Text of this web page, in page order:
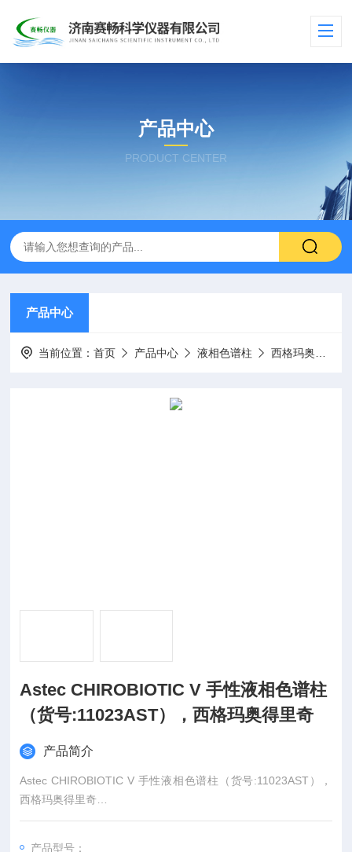
产品中心
PRODUCT CENTER
产品中心
当前位置：首页 产品中心 液相色谱柱 西格玛奥得里奇Sigma-Aldrich
Astec CHIROBIOTIC V 手性液相色谱柱
（货号:11023AST），西格玛奥得里奇
产品简介
Astec CHIROBIOTIC V 手性液相色谱柱（货号:11023AST），
西格玛奥得里奇
产品货号：11023AST
产品型号：